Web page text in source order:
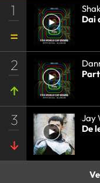
1
Dai
2
3
Jay
De